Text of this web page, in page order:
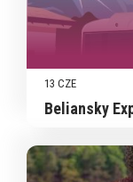
13 CZE
Beliansky